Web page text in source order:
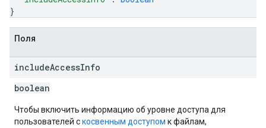
}
Поля
includeAccessInfo
boolean
Чтобы включить информацию об уровне доступа для
пользователей скосвенным доступом к файлам,